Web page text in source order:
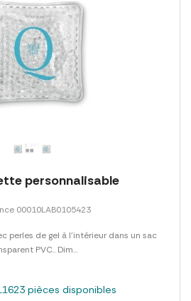
personnalisable
00010LAB0105423
perles de gel à l'intérieur dans un sac
PVC.. Dim...
pièces disponibles